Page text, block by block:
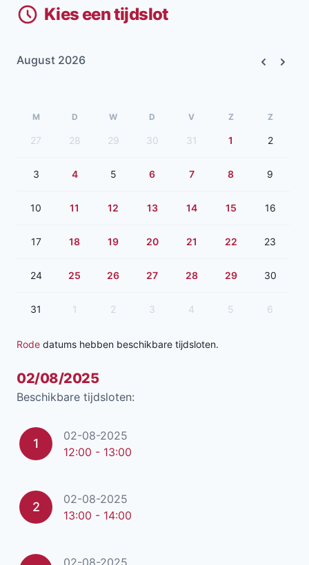
Kies een tijdslot
August 2026
M D W D V Z Z
27 28 29 30 31 1 2
3 4 5 6 7 8 9
10 11 12 13 14 15 16
17 18 19 20 21 22 23
24 25 26 27 28 29 30
31 1 2 3 4 5 6
Rode datums hebben beschikbare tijdsloten.
02/08/2025
Beschikbare tijdsloten:
1
02-08-2025
12:00 - 13:00
2
02-08-2025
13:00 - 14:00
02-08-2025